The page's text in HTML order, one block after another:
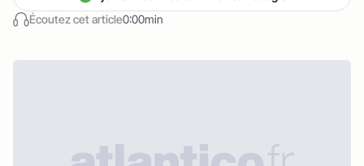
Écoutez cet article0:00min